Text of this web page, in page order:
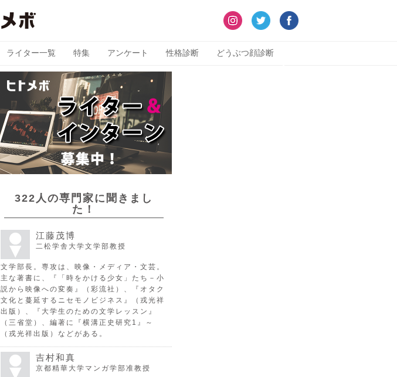
ライター一覧 特集 アンケート 性格診断 どうぶつ顔診断
322人の専門家に聞きまし
た！
江藤茂博
二松学舎大学文学部教授
文学部長。専攻は、映像・メディア・文芸。
主な著書に、『「時をかける少女」たち－小
説から映像への変奏』（彩流社）、『オタク
文化と蔓延するニセモノビジネス』（戎光祥
出版）、『大学生のための文学レッスン』
（三省堂）、編著に『横溝正史研究1』～
（戎光祥出版）などがある。
吉村和真
京都精華大学マンガ学部准教授